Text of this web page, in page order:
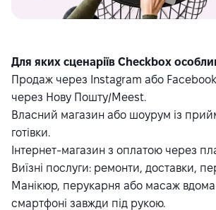
Для яких сценаріїв Checkbox
Продаж через Instagram або Facebook
через Нову Пошту/Meest.
Власний магазин або шоурум із
готівки.
Інтернет-магазин з оплатою через
Виїзні послуги: ремонти, доставки,
Манікюр, перукарня або масаж
смартфоні завжди під рукою.